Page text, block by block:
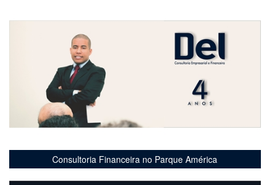
Consultoria Financeira no Parque América